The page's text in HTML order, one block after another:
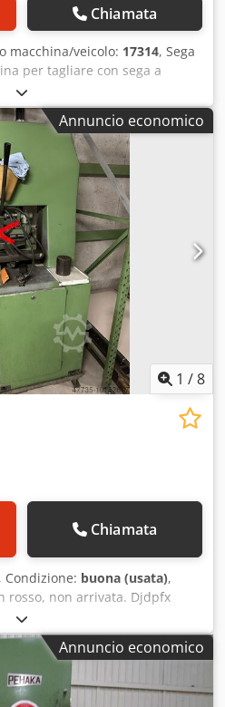
Chiamata
macchina/veicolo: 17314, Sega
per tagliare con sega a
a nastro verticale -Sega a
-Motore: 5,5 kW -Larghezza
di taglio: max. 300 mm -
5500 mm -Dimensioni:
870 kg Dodehx E Ucspfx Ai
Annuncio economico
1 /8
Chiamata
, Condizione: buona (usata),
rosso, non arrivata. Djdpfx
Annuncio economico